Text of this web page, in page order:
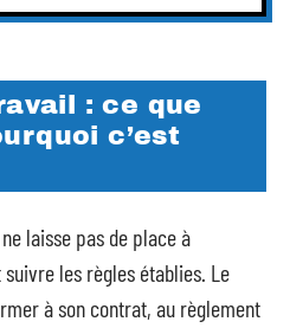
: ce que
c’est
laisse pas de place à
les règles établies. Le
à son contrat, au règlement